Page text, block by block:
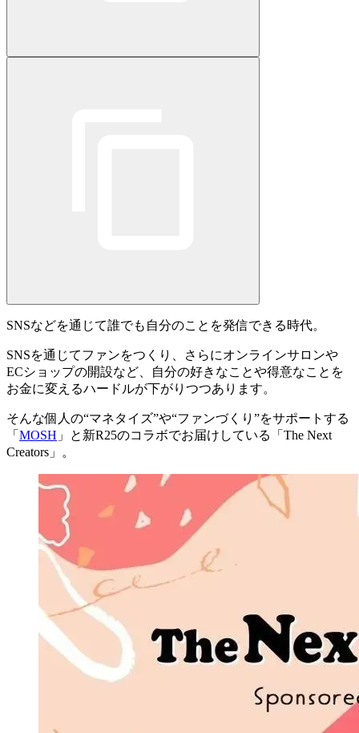
SNSなどを通じて誰でも自分のことを発信できる時代。
SNSを通じてファンをつくり、さらにオンラインサロンや
ECショップの開設など、自分の好きなことや得意なことを
お金に変えるハードルが下がりつつあります。
そんな個人の“マネタイズ”や“ファンづくり”をサポートする
「 MOSH 」と新R25のコラボでお届けしている「 The Next
Creators 」。